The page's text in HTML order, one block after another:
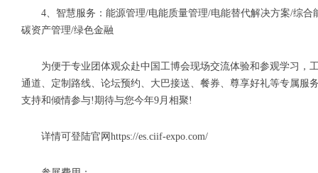
4、智慧服务：能源管理/电能质量管理/电能替代解决方案/综
碳资产管理/绿色金融
为便于专业团体观众赴中国工博会现场交流体验和参观学习，
通道、定制路线、论坛预约、大巴接送、餐券、尊享好礼等专属服
支持和倾情参与!期待与您今年9月相聚!
详情可登陆官网https://es.ciif-expo.com/